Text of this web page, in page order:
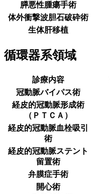
膵悪性腫瘍手術
体外衝撃波胆石破砕術
生体肝移植
循環器系領域
診療内容
冠動脈バイパス術
経皮的冠動脈形成術
（ＰＴＣＡ）
経皮的冠動脈血栓吸引
術
経皮的冠動脈ステント
留置術
弁膜症手術
開心術